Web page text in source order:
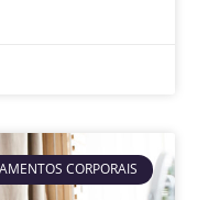
CORPORAIS